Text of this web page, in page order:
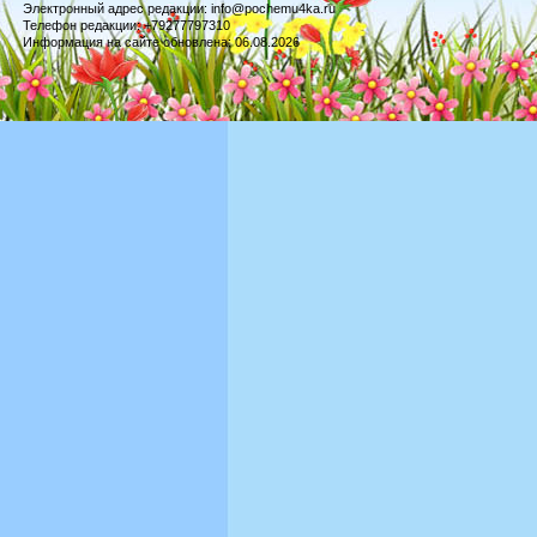
Электронный адрес редакции: info@pochemu4ka.ru
Телефон редакции: +79277797310
Информация на сайте обновлена: 06.08.2026